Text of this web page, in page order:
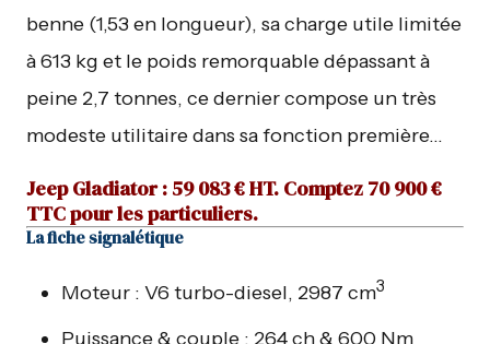
benne (1,53 en longueur), sa charge utile limitée
à 613 kg et le poids remorquable dépassant à
peine 2,7 tonnes, ce dernier compose un très
modeste utilitaire dans sa fonction première…
Jeep Gladiator : 59 083 € HT. Comptez 70 900 €
TTC pour les particuliers.
La fiche signalétique
Moteur : V6 turbo-diesel, 2987 cm3
Puissance & couple : 264 ch & 600 Nm